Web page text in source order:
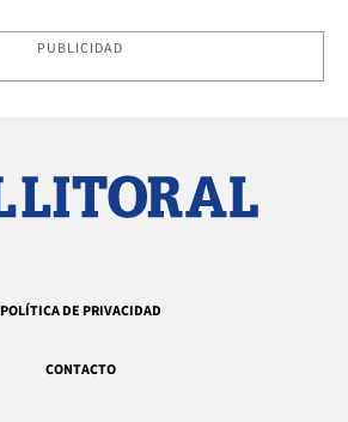
PUBLICIDAD
POLÍTICA DE PRIVACIDAD
CONTACTO